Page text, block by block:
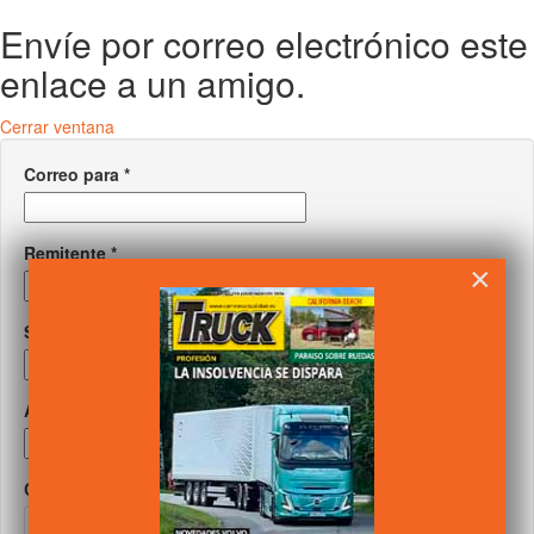
Envíe por correo electrónico este
enlace a un amigo.
Cerrar ventana
Correo para *
Remitente*
Su correo
Asunto
Captcha
×